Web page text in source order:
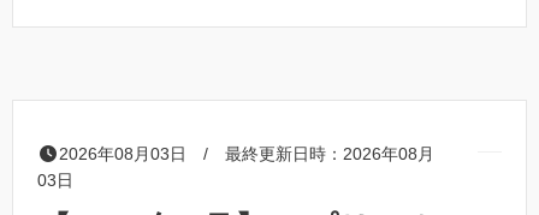
2026年08月03日 / 最終更新日時：2026年08月
03日